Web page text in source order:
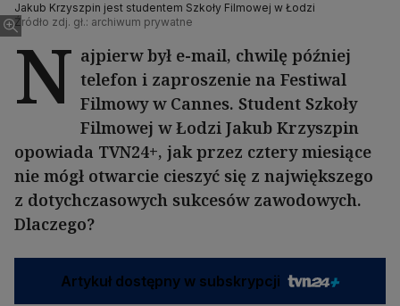
Jakub Krzyszpin jest studentem Szkoły Filmowej w Łodzi
Źródło zdj. gł.: archiwum prywatne
N ajpierw był e-mail, chwilę później
telefon i zaproszenie na Festiwal
Filmowy w Cannes. Student Szkoły
Filmowej w Łodzi Jakub Krzyszpin
opowiada TVN24+, jak przez cztery miesiące
nie mógł otwarcie cieszyć się z największego
z dotychczasowych sukcesów zawodowych.
Dlaczego?
Artykuł dostępny w subskrypcji